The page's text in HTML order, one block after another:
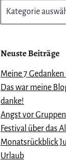
Kategorien
Neuste Beiträge
Meine 7
Das war meine
danke!
Angst vor
Festival über das
Monatsrückblick
Urlaub